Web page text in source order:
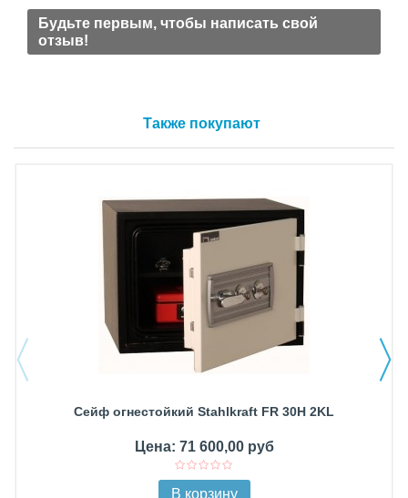
Будьте первым, чтобы написать свой
отзыв!
Также покупают
Сейф огнестойкий Stahlkraft FR 30H 2KL
Цена: 71 600,00 руб
В корзину